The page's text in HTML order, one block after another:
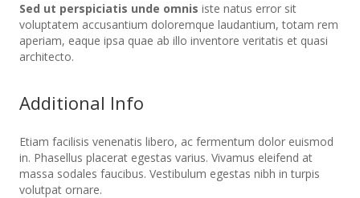
Sed ut perspiciatis unde omnis iste natus error sit
voluptatem accusantium doloremque laudantium, totam rem
aperiam, eaque ipsa quae ab illo inventore veritatis et quasi
architecto.
Additional Info
Etiam facilisis venenatis libero, ac fermentum dolor euismod
in. Phasellus placerat egestas varius. Vivamus eleifend at
massa sodales faucibus. Vestibulum egestas nibh in turpis
volutpat ornare.